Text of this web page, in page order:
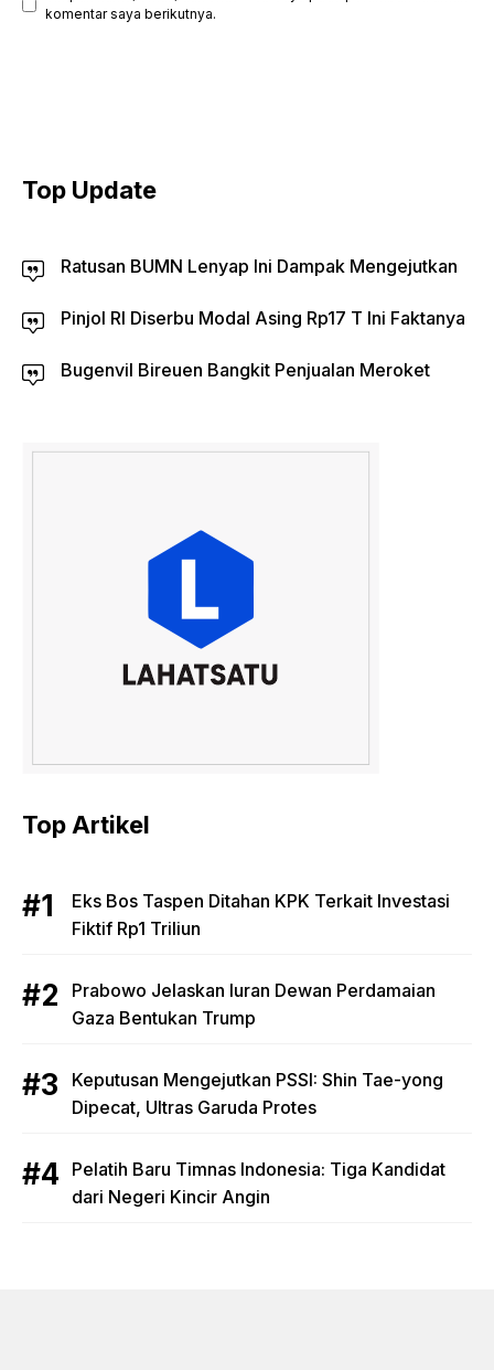
komentar saya berikutnya.
Top Update
Ratusan BUMN Lenyap Ini Dampak Mengejutkan
Pinjol RI Diserbu Modal Asing Rp17 T Ini Faktanya
Bugenvil Bireuen Bangkit Penjualan Meroket
Top Artikel
Eks Bos Taspen Ditahan KPK Terkait Investasi
Fiktif Rp1 Triliun
Prabowo Jelaskan Iuran Dewan Perdamaian
Gaza Bentukan Trump
Keputusan Mengejutkan PSSI: Shin Tae-yong
Dipecat, Ultras Garuda Protes
Pelatih Baru Timnas Indonesia: Tiga Kandidat
dari Negeri Kincir Angin